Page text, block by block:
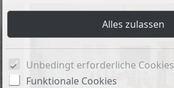
Unbedingt erforderliche Cookies
Funktionale Cookies